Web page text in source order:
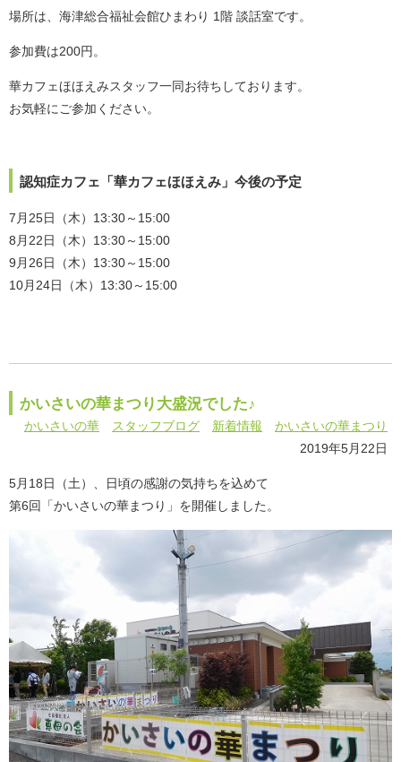
場所は、海津総合福祉会館ひまわり 1階 談話室です。
参加費は200円。
華カフェほほえみスタッフ一同お待ちしております。
お気軽にご参加ください。
認知症カフェ「華カフェほほえみ」今後の予定
7月25日（木）13:30～15:00
8月22日（木）13:30～15:00
9月26日（木）13:30～15:00
10月24日（木）13:30～15:00
かいさいの華まつり大盛況でした♪
かいさいの華 スタッフブログ 新着情報
かいさいの華まつり
2019年5月22日
5月18日（土）、日頃の感謝の気持ちを込めて
第6回「かいさいの華まつり」を開催しました。